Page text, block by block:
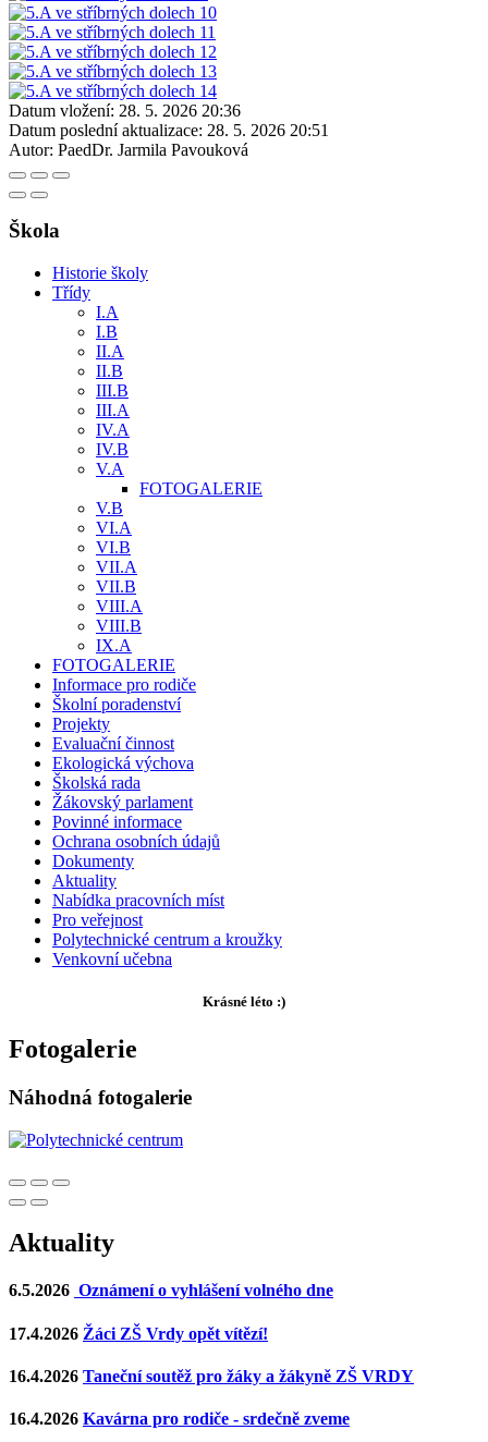
Datum vložení: 28. 5. 2026 20:36
Datum poslední aktualizace: 28. 5. 2026 20:51
Autor: PaedDr. Jarmila Pavouková
Škola
Historie školy
Třídy
I.A
I.B
II.A
II.B
III.B
III.A
IV.A
IV.B
V.A
FOTOGALERIE
V.B
VI.A
VI.B
VII.A
VII.B
VIII.A
VIII.B
IX.A
FOTOGALERIE
Informace pro rodiče
Školní poradenství
Projekty
Evaluační činnost
Ekologická výchova
Školská rada
Žákovský parlament
Povinné informace
Ochrana osobních údajů
Dokumenty
Aktuality
Nabídka pracovních míst
Pro veřejnost
Polytechnické centrum a kroužky
Venkovní učebna
Krásné léto :)
Fotogalerie
Náhodná fotogalerie
Aktuality
6.5.2026 Oznámení o vyhlášení volného dne
17.4.2026 Žáci ZŠ Vrdy opět vítězí!
16.4.2026 Taneční soutěž pro žáky a žákyně ZŠ VRDY
16.4.2026 Kavárna pro rodiče - srdečně zveme